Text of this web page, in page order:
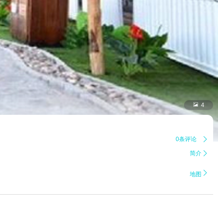
 4
0条评论 
简介 
地图 